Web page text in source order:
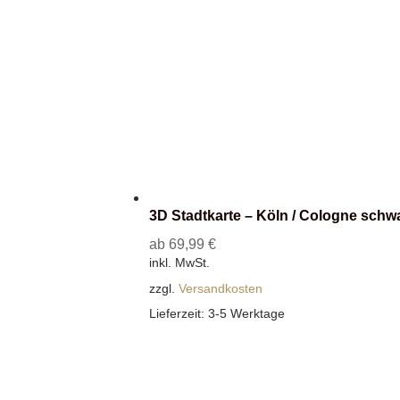
3D Stadtkarte – Köln / Cologne
ab69,99€
inkl. MwSt.
zzgl.Versandkosten
Lieferzeit:3-5 Werktage